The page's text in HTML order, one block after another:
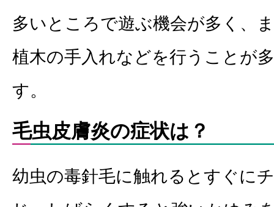
多いところで遊ぶ機会が多く、
植木の手入れなどを行うことが
す。
毛虫皮膚炎の症状は？
幼虫の毒針毛に触れるとすぐに